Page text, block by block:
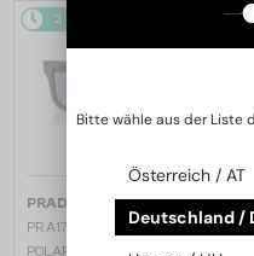
2-4 WERKTAGE
PRADA
Sonnenbrillen
PR A17S - 15W04D - 54 - MIT
POLARISIERTEN GLÄSERN
Bitte wähle aus der Liste
Österreich / AT
Deutschland /